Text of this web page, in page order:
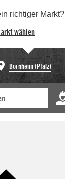
richtiger Markt?
wählen
Bornheim (Pfalz)